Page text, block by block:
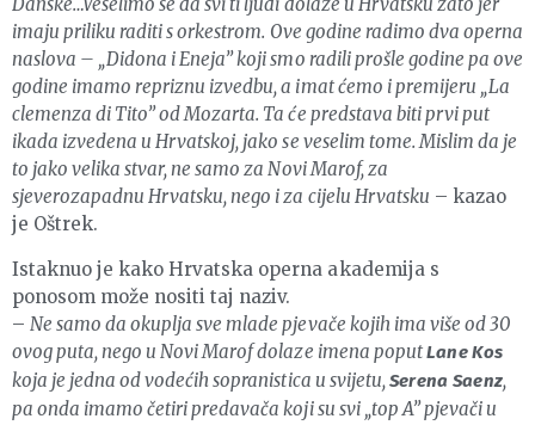
imaju priliku raditi s orkestrom. Ove godine radimo dva operna
naslova – „Didona i Eneja” koji smo radili prošle godine pa ove
godine imamo repriznu izvedbu, a imat ćemo i premijeru „La
clemenza di Tito” od Mozarta. Ta će predstava biti prvi put
ikada izvedena u Hrvatskoj, jako se veselim tome. Mislim da je
to jako velika stvar, ne samo za Novi Marof, za
sjeverozapadnu Hrvatsku, nego i za cijelu Hrvatsku – kazao
je Oštrek.
Istaknuo je kako Hrvatska operna akademija s
ponosom može nositi taj naziv.
–Ne samo da okuplja sve mlade pjevače kojih ima više od 30
ovog puta, nego u Novi Marof dolaze imena poputLane Kos
koja je jedna od vodećih sopranistica u svijetu,Serena Saenz,
pa onda imamo četiri predavača koji su svi „top A” pjevači u